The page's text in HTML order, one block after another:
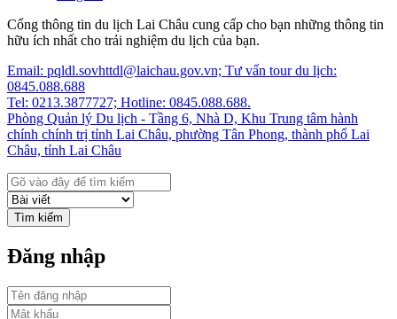
Cổng thông tin du lịch Lai Châu cung cấp cho bạn những thông tin
hữu ích nhất cho trải nghiệm du lịch của bạn.
Email: pqldl.sovhttdl@laichau.gov.vn; Tư vấn tour du lịch:
0845.088.688
Tel: 0213.3877727; Hotline: 0845.088.688.
Phòng Quản lý Du lịch - Tầng 6, Nhà D, Khu Trung tâm hành
chính chính trị tỉnh Lai Châu, phường Tân Phong, thành phố Lai
Châu, tỉnh Lai Châu
Tìm kiếm
Đăng nhập